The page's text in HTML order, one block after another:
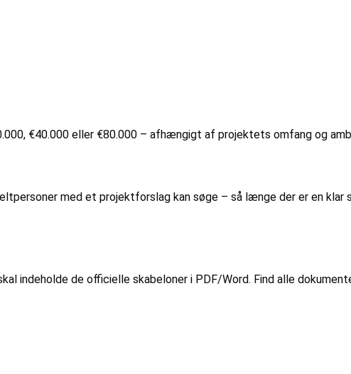
€40.000 eller €80.000 – afhængigt af projektets omfang og
med et projektforslag kan søge – så længe der er en
indeholde de officielle skabeloner i PDF/Word. Find alle